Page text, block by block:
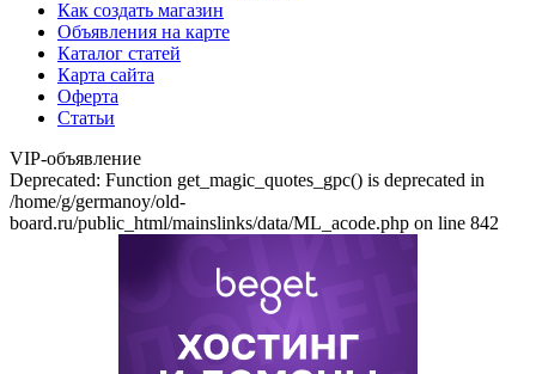
Как создать магазин
Объявления на карте
Каталог статей
Карта сайта
Оферта
Статьи
VIP-объявление
Deprecated: Function get_magic_quotes_gpc() is deprecated in
/home/g/germanoy/old-
board.ru/public_html/mainslinks/data/ML_acode.php on line 842